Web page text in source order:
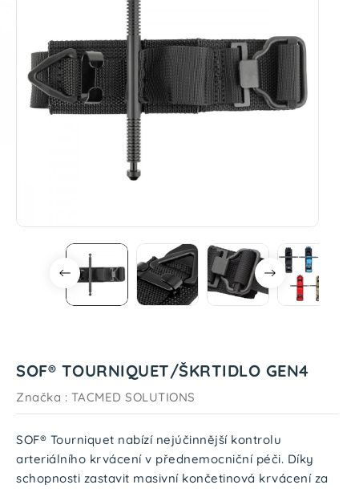
SOF® TOURNIQUET/ŠKRTIDLO GEN4
Značka : TACMED SOLUTIONS
SOF® Tourniquet nabízí nejúčinnější kontrolu
arteriálního krvácení v přednemocniční péči. Díky
schopnosti zastavit masivní končetinová krvácení za